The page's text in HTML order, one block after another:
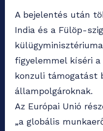
A bejelentés után
India és a Fülöp-
figyelemmel kíséri
konzuli támogatást
állampolgároknak.
Az Európai Unió
„a globális